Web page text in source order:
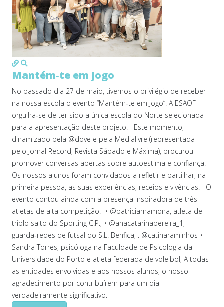
MOD_JTCS_VIEW_ARTICLE_LINK
Mantém‑te em Jogo
No passado dia 27 de maio, tivemos o privilégio de receber
na nossa escola o evento “Mantém‑te em Jogo”. A ESAOF
orgulha‑se de ter sido a única escola do Norte selecionada
para a apresentação deste projeto. Este momento,
dinamizado pela @dove e pela Medialivre (representada
pelo Jornal Record, Revista Sábado e Máxima), procurou
promover conversas abertas sobre autoestima e confiança.
Os nossos alunos foram convidados a refletir e partilhar, na
primeira pessoa, as suas experiências, receios e vivências. O
evento contou ainda com a presença inspiradora de três
atletas de alta competição: • @patriciamamona, atleta de
triplo salto do Sporting C.P.; • @anacatarinapereira_1,
guarda‑redes de futsal do S.L. Benfica; . @catinaraminhos •
Sandra Torres, psicóloga na Faculdade de Psicologia da
Universidade do Porto e atleta federada de voleibol; A todas
as entidades envolvidas e aos nossos alunos, o nosso
agradecimento por contribuírem para um dia
verdadeiramente significativo.